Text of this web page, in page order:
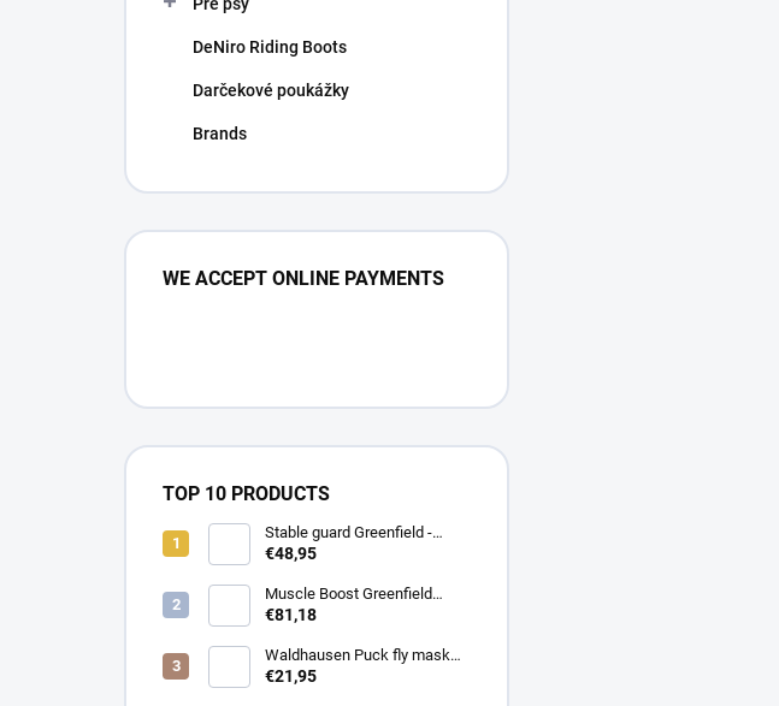
DeNiro Riding Boots
Darčekové poukážky
Brands
WE ACCEPT ONLINE PAYMENTS
TOP 10 PRODUCTS
Stable guard Greenfield -
navy/navy - whie/royal blue
€48,95
Muscle Boost Greenfield
Equine 1,5 kg – DUO PACK
€81,18
Waldhausen Puck fly mask
with nose protection
€21,95